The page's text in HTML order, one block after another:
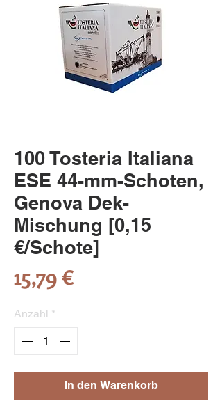
100 Tosteria Italiana
ESE 44-mm-Schoten,
Genova Dek-
Mischung [0,15
€/Schote]
15,79 €
Anzahl *
In den Warenkorb